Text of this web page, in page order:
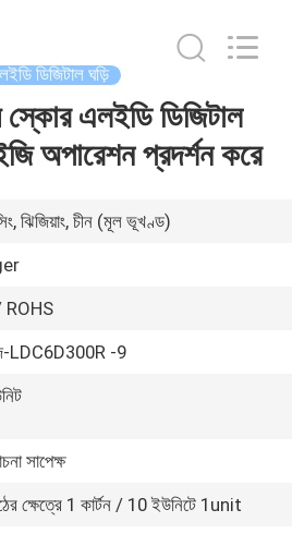
ডিজিটাল ঘড়ি
স্কোর এলইডি ডিজিটাল
অপারেশন প্রদর্শন করে
ঝিজিয়াং, চীন (মূল ভূখণ্ড)
ROHS
LDC6D300R -9
সাপেক্ষ
ক্ষেত্রে 1 কার্টন / 10 ইউনিটে 1unit